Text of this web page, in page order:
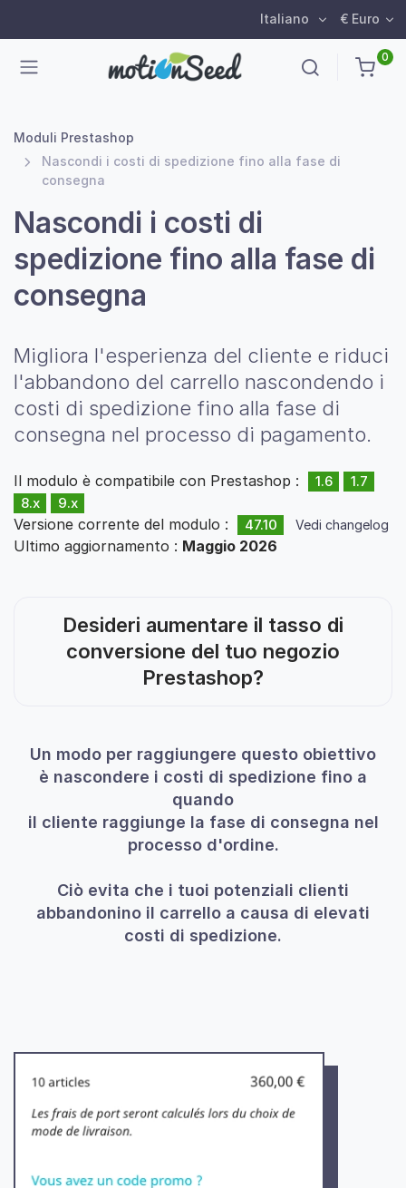
Italiano € Euro
0
Moduli Prestashop
Nascondi i costi di spedizione fino alla fase di
consegna
Nascondi i costi di
spedizione fino alla fase di
consegna
Migliora l'esperienza del cliente e riduci
l'abbandono del carrello nascondendo i
costi di spedizione fino alla fase di
consegna nel processo di pagamento.
Il modulo è compatibile con Prestashop : 1.6
1.7
8.x
9.x
Versione corrente del modulo : 47.10 Vedi changelog
Ultimo aggiornamento : Maggio 2026
Desideri aumentare il tasso di
conversione del tuo negozio
Prestashop?
Un modo per raggiungere questo obiettivo
è nascondere i costi di spedizione fino a
quando
il cliente raggiunge la fase di consegna nel
processo d'ordine.
Ciò evita che i tuoi potenziali clienti
abbandonino il carrello a causa di elevati
costi di spedizione.